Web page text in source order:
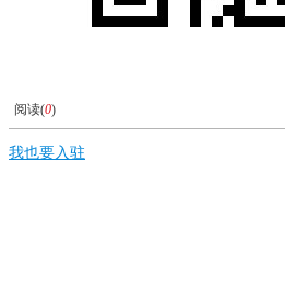
阅读(0)
我也要入驻